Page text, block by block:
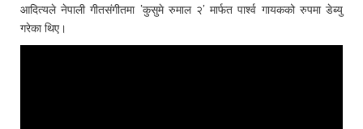
आदित्यले नेपाली गीतसंगीतमा ’कुसुमे रुमाल २’ मार्फत पार्श्व गायकको रुपमा डेब्यु
गरेका थिए।